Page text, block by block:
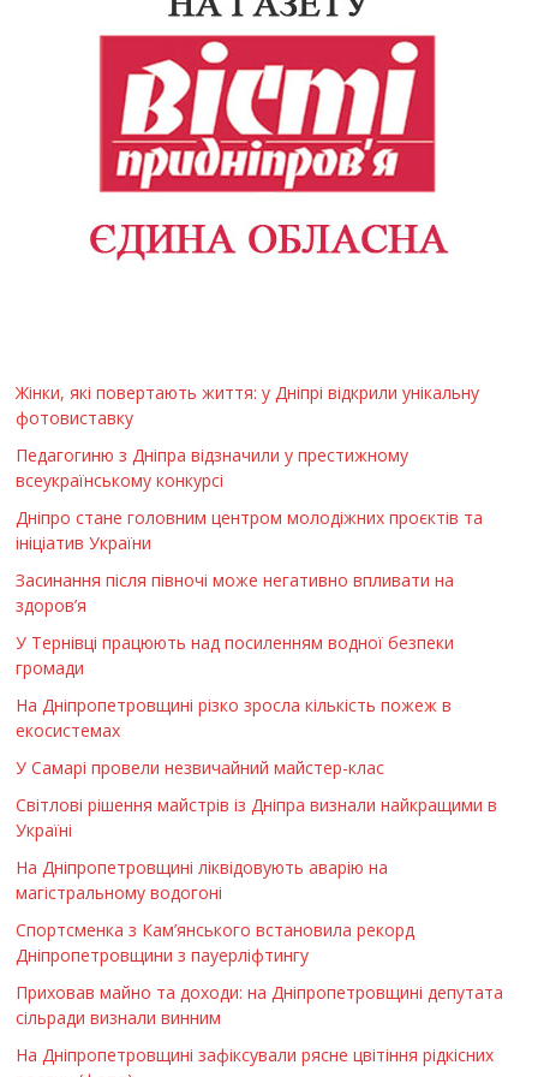
Жінки, які повертають життя: у Дніпрі відкрили унікальну
фотовиставку
Педагогиню з Дніпра відзначили у престижному
всеукраїнському конкурсі
Дніпро стане головним центром молодіжних проєктів та
ініціатив України
Засинання після півночі може негативно впливати на
здоров’я
У Тернівці працюють над посиленням водної безпеки
громади
На Дніпропетровщині різко зросла кількість пожеж в
екосистемах
У Самарі провели незвичайний майстер-клас
Світлові рішення майстрів із Дніпра визнали найкращими в
Україні
На Дніпропетровщині ліквідовують аварію на
магістральному водогоні
Спортсменка з Кам’янського встановила рекорд
Дніпропетровщини з пауерліфтингу
Приховав майно та доходи: на Дніпропетровщині депутата
сільради визнали винним
На Дніпропетровщині зафіксували рясне цвітіння рідкісних